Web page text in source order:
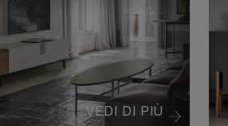
VEDI DI PIÙ